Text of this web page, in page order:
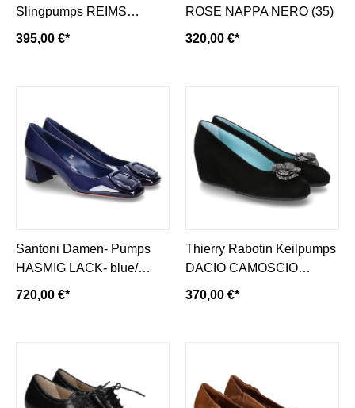
Slingpumps REIMS
NAPPA WASH- signal
395,00 €*
ROSE NAPPA NERO (35)
320,00 €*
Santoni Damen- Pumps
HASMIG LACK- blue/
dunkelblau
720,00 €*
Thierry Rabotin Keilpumps
DACIO CAMOSCIO
BEGONIA- nero/ schwarz
370,00 €*